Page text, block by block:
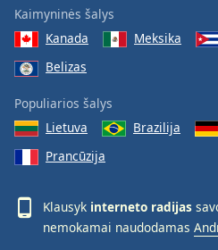
Kaimyninės šalys
Kanada
Meksika
Belizas
Populiarios šalys
Lietuva
Brazilija
Prancūzija
Klausyk interneto radijas
nemokamai naudodamas